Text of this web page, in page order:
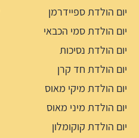
יום הולדת ספיידרמן
יום הולדת סמי הכבאי
יום הולדת נסיכות
יום הולדת חד קרן
יום הולדת מיקי מאוס
יום הולדת מיני מאוס
יום הולדת קוקומלון